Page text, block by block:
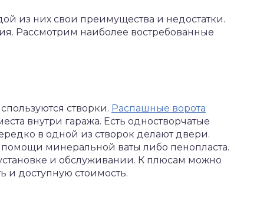
из них свои преимущества и недостатки.
Рассмотрим наиболее востребованные
створки. Распашные ворота
внутри гаража. Есть одностворчатые
в одной из створок делают двери.
минеральной ваты либо пенопласта.
и обслуживании. К плюсам можно
и доступную стоимость.